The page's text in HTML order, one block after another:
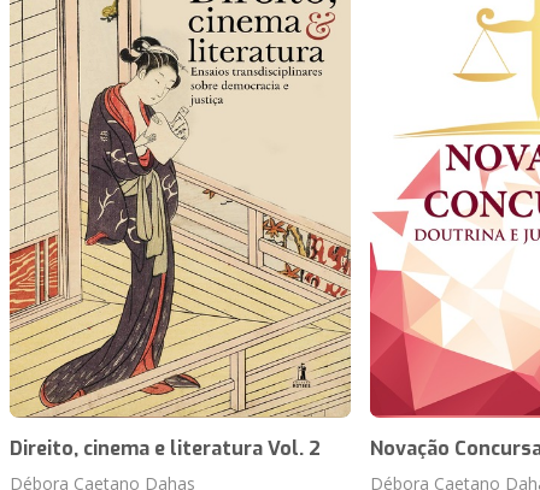
Direito, cinema e literatura Vol. 2
Débora Caetano Dahas
Novação
Débora Caetano